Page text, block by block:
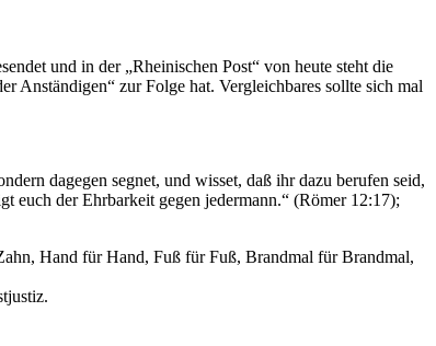
und in der „Rheinischen Post“ von heute steht die
Anständigen“ zur Folge hat. Vergleichbares sollte sich mal
dagegen segnet, und wisset, daß ihr dazu berufen seid,
euch der Ehrbarkeit gegen jedermann.“ (Römer 12:17);
Hand für Hand, Fuß für Fuß, Brandmal für Brandmal,